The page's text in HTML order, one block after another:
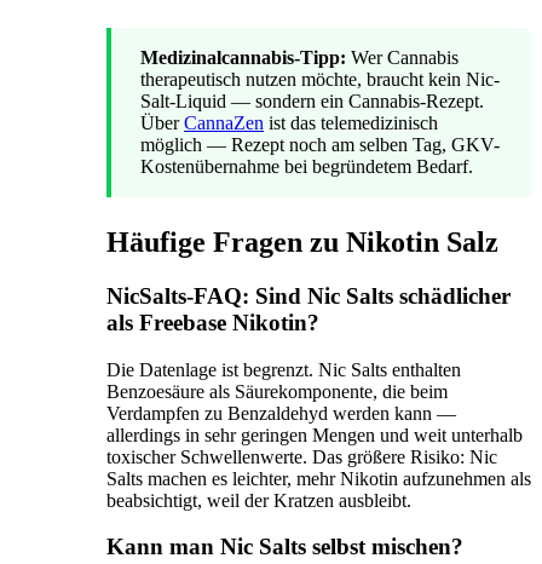
Medizinalcannabis-Tipp: Wer Cannabis
therapeutisch nutzen möchte, braucht kein Nic-
Salt-Liquid — sondern ein Cannabis-Rezept.
ÜberCannaZen ist das telemedizinisch
möglich — Rezept noch am selben Tag, GKV-
Kostenübernahme bei begründetem Bedarf.
Häufige Fragen zu Nikotin Salz
NicSalts-FAQ: Sind Nic Salts schädlicher
als Freebase Nikotin?
Die Datenlage ist begrenzt. Nic Salts enthalten
Benzoesäure als Säurekomponente, die beim
Verdampfen zu Benzaldehyd werden kann —
allerdings in sehr geringen Mengen und weit unterhalb
toxischer Schwellenwerte. Das größere Risiko: Nic
Salts machen es leichter, mehr Nikotin aufzunehmen als
beabsichtigt, weil der Kratzen ausbleibt.
Kann man Nic Salts selbst mischen?